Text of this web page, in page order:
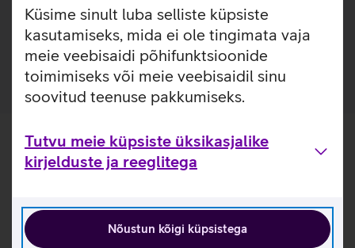
Küsime sinult luba selliste küpsiste
kasutamiseks, mida ei ole tingimata vaja
meie veebisaidi põhifunktsioonide
toimimiseks või meie veebisaidil sinu
soovitud teenuse pakkumiseks.
Tutvu meie küpsiste üksikasjalike
kirjelduste ja reeglitega
Nõustun kõigi küpsistega
kriimustuste ja kukkumiste eest. Kaitseümbrise materjal
annab paindlikkuse selle hõlpsaks eemaldamiseks.